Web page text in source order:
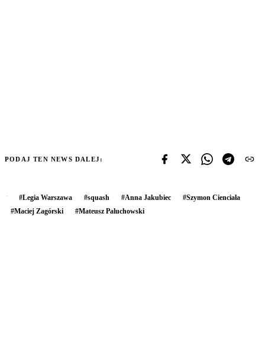
PODAJ TEN NEWS DALEJ:
#Legia Warszawa #squash #Anna Jakubiec #Szymon Cienciała
#Maciej Zagórski #Mateusz Paluchowski